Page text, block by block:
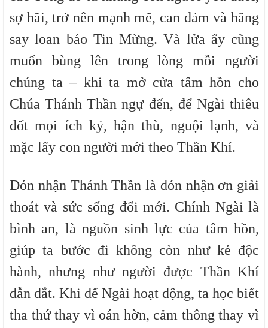
sợ hãi, trở nên mạnh mẽ, can đảm và hăng
say loan báo Tin Mừng. Và lửa ấy cũng
muốn bùng lên trong lòng mỗi người
chúng ta – khi ta mở cửa tâm hồn cho
Chúa Thánh Thần ngự đến, để Ngài thiêu
đốt mọi ích kỷ, hận thù, nguội lạnh, và
mặc lấy con người mới theo Thần Khí.
Đón nhận Thánh Thần là đón nhận ơn giải
thoát và sức sống đổi mới. Chính Ngài là
bình an, là nguồn sinh lực của tâm hồn,
giúp ta bước đi không còn như kẻ độc
hành, nhưng như người được Thần Khí
dẫn dắt. Khi để Ngài hoạt động, ta học biết
tha thứ thay vì oán hờn, cảm thông thay vì